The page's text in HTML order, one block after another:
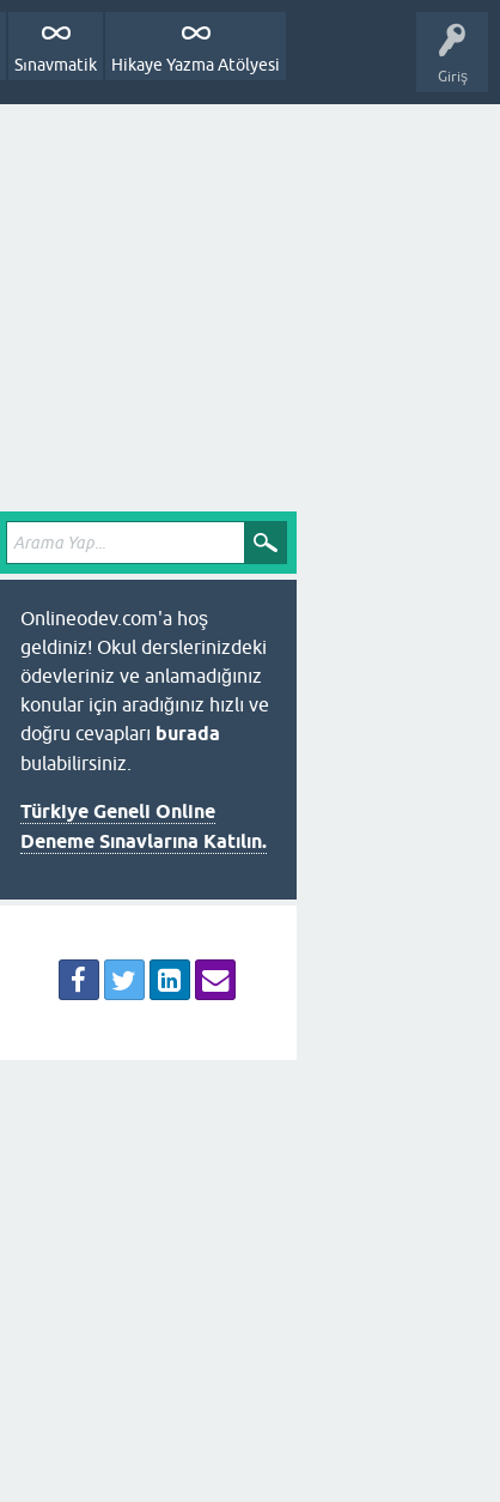
Giriş
Sınavmatik Hikaye Yazma Atölyesi
Onlineodev.com'a hoş
geldiniz! Okul derslerinizdeki
ödevleriniz ve anlamadığınız
konular için aradığınız hızlı ve
doğru cevapları burada
bulabilirsiniz.
Türkiye Geneli Online
Deneme Sınavlarına Katılın.